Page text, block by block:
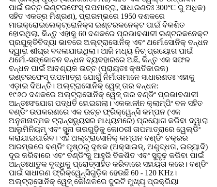
ପାଇଁ ଉଚ୍ଚ ଇଣ୍ଟରଫେସ୍ ତାପମାତ୍ରା, ସାଧାରଣତଃ 300°C ରୁ ଅଧିକ)
ସହିତ ଏକତ୍ର ମିଶ୍ରଣ), ପ୍ରାରମ୍ଭରେ 1950 ଦଶକରେ
ମାଇକ୍ରୋଇଲେକ୍ଟ୍ରୋନିକ୍ସ ଇଣ୍ଟରକନେକ୍ଟ ପାଇଁ ବିକଶିତ
ହୋଇଥିଲା, କିନ୍ତୁ ଏହାକୁ 60 ଦଶକରେ ପ୍ରଭାବଶାଳୀ ଇଣ୍ଟରକନେକ୍ଟ
ପ୍ରଯୁକ୍ତିବିଦ୍ୟା ଭାବରେ ଅଲ୍ଟ୍ରାସୋନିକ୍ ଏବଂ ଥର୍ମୋସୋନିକ୍ ବନ୍ଧନ
ଦ୍ୱାରା ଶୀଘ୍ର ବଦଳାଯାଇଥିଲା। ଆଜି ମଧ୍ୟ ନିଚ୍ ପ୍ରୟୋଗ ପାଇଁ
ଥର୍ମୋ-ସଙ୍କୋଚନ ବନ୍ଧନ ବ୍ୟବହାରରେ ଅଛି, କିନ୍ତୁ ଏକ ସଫଳ
ବନ୍ଧନ ପାଇଁ ଆବଶ୍ୟକ ଉଚ୍ଚ (ପ୍ରାୟତଃ କ୍ଷତିକାରକ)
ଇଣ୍ଟରଫେସ୍ ତାପମାତ୍ରା ଯୋଗୁଁ ନିର୍ମାତାମାନେ ସାଧାରଣତଃ ଏହାକୁ
ଏଡ଼ାଇ ଦିଅନ୍ତି। ଅଲ୍ଟ୍ରାସୋନିକ୍ ୱେଜ୍ ତାର ବନ୍ଧନ:
୧୯୬୦ ଦଶକରେ ଅଲ୍ଟ୍ରାସୋନିକ୍ ୱେଜ୍ ତାର ବଣ୍ଡିଂ ପ୍ରଭାବଶାଳୀ
ଆନ୍ତଃସଂଯୋଗ ପଦ୍ଧତି ହୋଇଗଲା। ଏକକାଳୀନ କ୍ଲାମ୍ପିଂ ବଳ ସହିତ
ବଣ୍ଡିଂ ଉପକରଣରେ ଏକ ଉଚ୍ଚ ଫ୍ରିକ୍ୱେନ୍ସି କମ୍ପନ (ଏକ
ଅନୁନାନାତ୍ମକ ଟ୍ରାନ୍ସଡ୍ୟୁସର ମାଧ୍ୟମରେ) ପ୍ରୟୋଗ କରିବା ଦ୍ୱାରା
ଆଲୁମିନିୟମ୍ ଏବଂ ସୁନା ତାରଗୁଡ଼ିକୁ କୋଠରୀ ତାପମାତ୍ରାରେ ୱେଲ୍ଡିଂ
କରାଯାଇପାରିବ। ଏହି ଅଲ୍ଟ୍ରାସୋନିକ୍ କମ୍ପନ ବଣ୍ଡିଂ ଚକ୍ରର
ଆରମ୍ଭରେ ବଣ୍ଡିଂ ପୃଷ୍ଠରୁ ଦୂଷକ (ଅକ୍ସାଇଡ୍, ଅଶୁଦ୍ଧତା, ଇତ୍ୟାଦି)
ଦୂର କରିବାରେ ଏବଂ ବଣ୍ଡିଂକୁ ଆହୁରି ବିକଶିତ ଏବଂ ସୁଦୃଢ଼ ​​କରିବା ପାଇଁ
ଆନ୍ତଃଧାତୁକ ବୃଦ୍ଧିକୁ ପ୍ରୋତ୍ସାହିତ କରିବାରେ ସହାୟତା କରେ। ବଣ୍ଡିଂ
ପାଇଁ ସାଧାରଣ ଫ୍ରିକ୍ୱେନ୍ସିଗୁଡ଼ିକ ହେଉଛି 60 - 120 KHz।
ଅଲ୍ଟ୍ରାସୋନିକ୍ ୱେଜ୍ କୌଶଳରେ ଦୁଇଟି ମୁଖ୍ୟ ପ୍ରକ୍ରିୟା